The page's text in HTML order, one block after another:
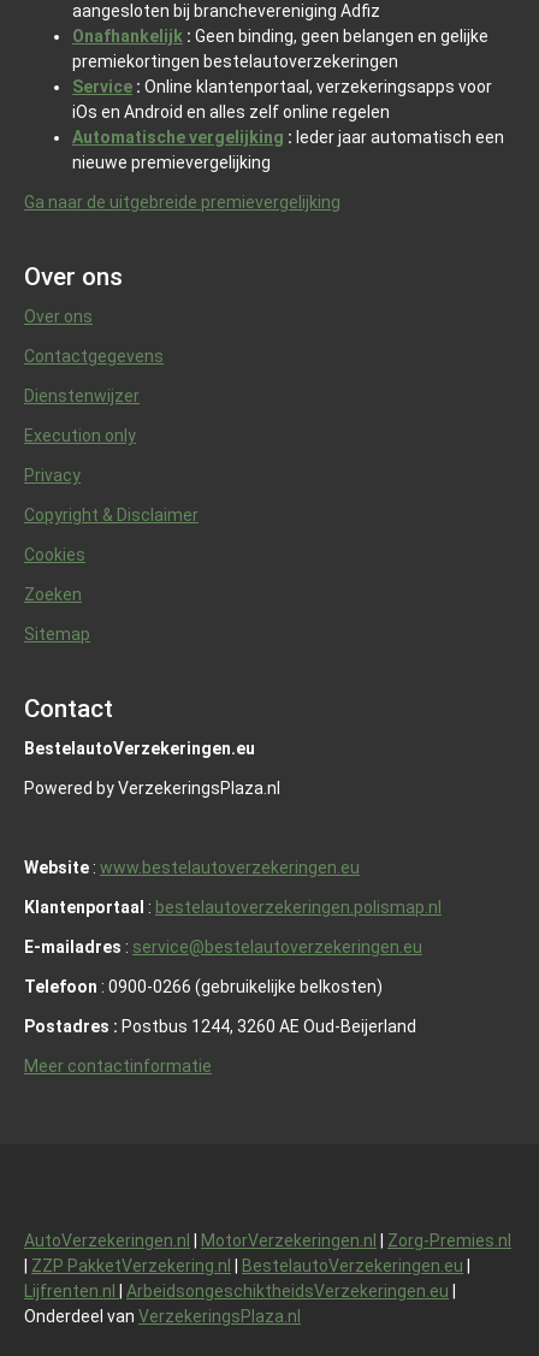
aangesloten bij branchevereniging Adfiz
Onafhankelijk : Geen binding, geen belangen en gelijke
premiekortingen bestelautoverzekeringen
Service : Online klantenportaal, verzekeringsapps voor
iOs en Android en alles zelf online regelen
Automatische vergelijking : Ieder jaar automatisch een
nieuwe premievergelijking
Ga naar de uitgebreide premievergelijking
Over ons
Over ons
Contactgegevens
Dienstenwijzer
Execution only
Privacy
Copyright & Disclaimer
Cookies
Zoeken
Sitemap
Contact
BestelautoVerzekeringen.eu
Powered by VerzekeringsPlaza.nl
Website : www.bestelautoverzekeringen.eu
Klantenportaal : bestelautoverzekeringen.polismap.nl
E-mailadres : service@bestelautoverzekeringen.eu
Telefoon : 0900-0266 (gebruikelijke belkosten)
Postadres : Postbus 1244, 3260 AE Oud-Beijerland
Meer contactinformatie
AutoVerzekeringen.nl MotorVerzekeringen.nl
Zorg-Premies.nl
ZZP PakketVerzekering.nl BestelautoVerzekeringen.eu
Lijfrenten.nl
ArbeidsongeschiktheidsVerzekeringen.eu
Onderdeel van VerzekeringsPlaza.nl